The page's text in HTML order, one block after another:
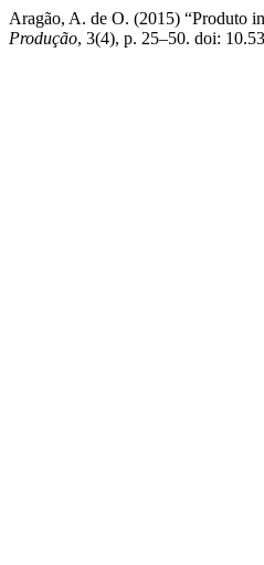
Aragão, A. de O. (2015) “Produto
Produção, 3(4), p. 25–50. doi: